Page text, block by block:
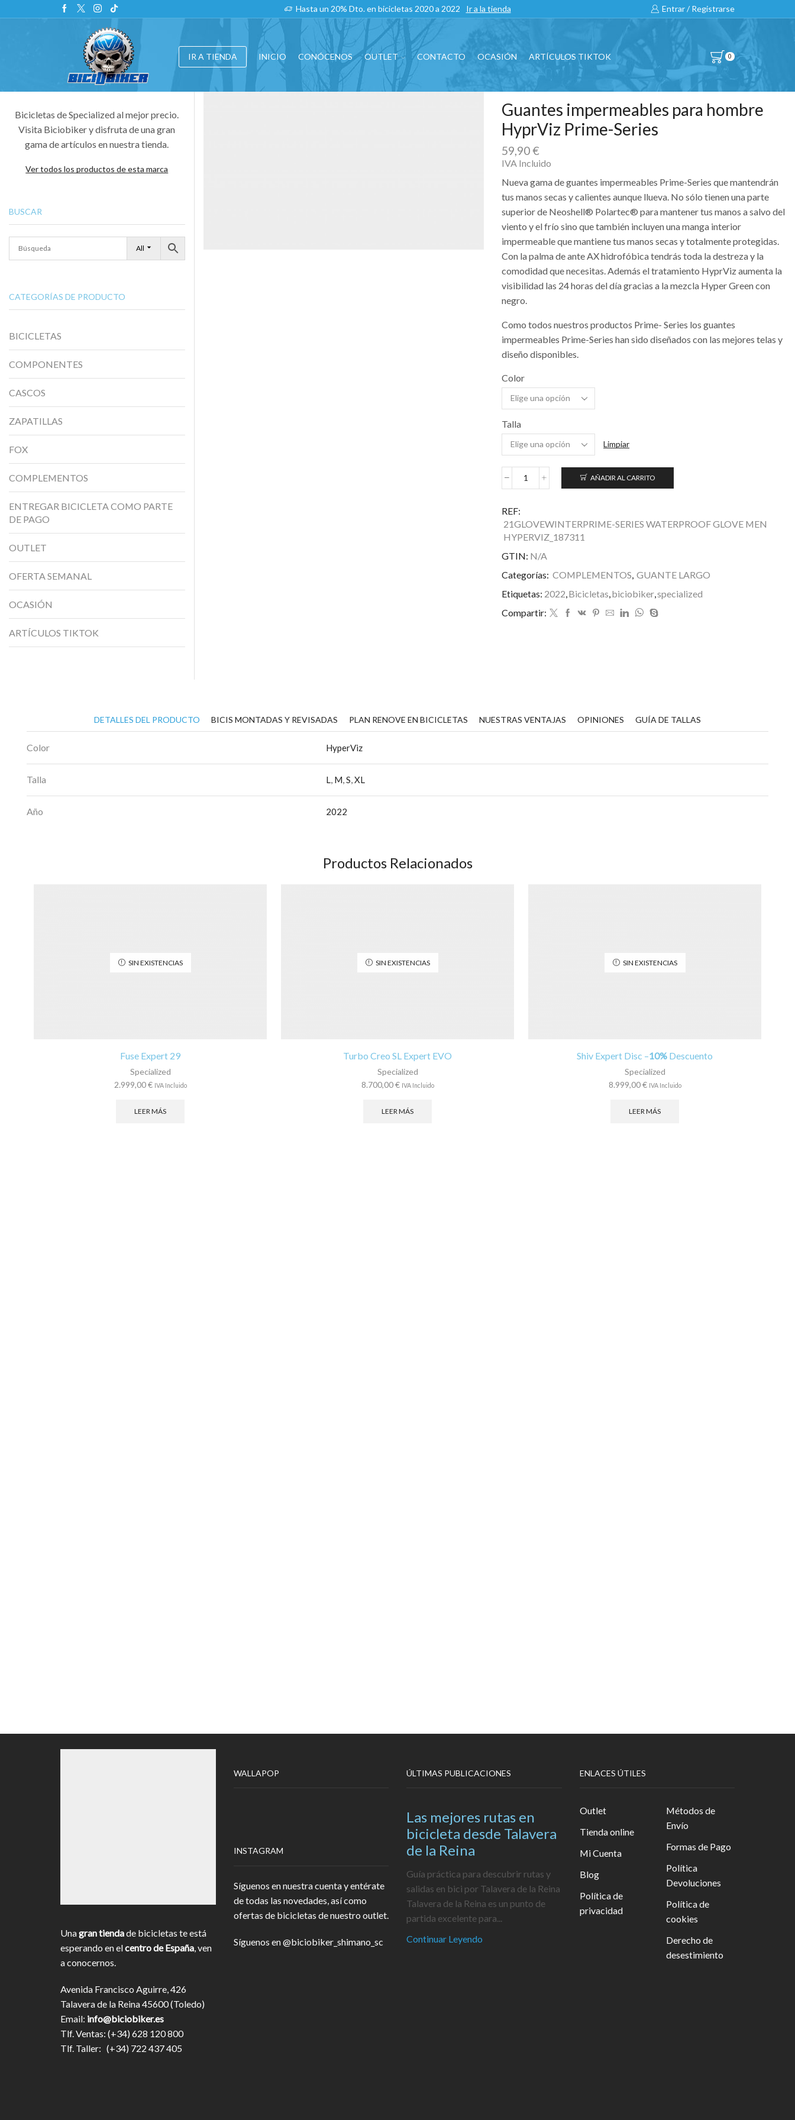
Hasta un 20% Dto. en bicicletas 2020 a 2022 Ir a la tienda Entrar / Registrarse
IR A TIENDA INICIO CONÓCENOS OUTLET CONTACTO OCASIÓN ARTÍCULOS TIKTOK 0
Guantes impermeables para hombre
HyprViz Prime-Series
59,90€
IVA Incluido
Nueva gama de guantes impermeables Prime-Series que mantendrán
tus manos secas y calientes aunque llueva. No sólo tienen una parte
superior de Neoshell® Polartec® para mantener tus manos a salvo del
viento y el frío sino que también incluyen una manga interior
impermeable que mantiene tus manos secas y totalmente protegidas.
Con la palma de ante AX hidrofóbica tendrás toda la destreza y la
comodidad que necesitas. Además el tratamiento HyprViz aumenta la
visibilidad las 24 horas del día gracias a la mezcla Hyper Green con
negro.
Como todos nuestros productos Prime- Series los guantes
impermeables Prime-Series han sido diseñados con las mejores telas y
diseño disponibles.
Color
Talla
Limpiar
Guantes
HyprViz
Prime-
Series
AÑADIR AL CARRITO
REF:
21GLOVEWINTERPRIME-SERIES WATERPROOF GLOVE MEN
HYPERVIZ_187311
GTIN: N/A
Categorías: COMPLEMENTOS, GUANTE LARGO
Etiquetas: 2022,Bicicletas,biciobiker,specialized
Compartir:
Bicicletas de Specialized al mejor precio.
Visita Biciobiker y disfruta de una gran
gama de artículos en nuestra tienda.
Ver todos los productos de esta marca
BUSCAR
All
CATEGORÍAS DE PRODUCTO
BICICLETAS
COMPONENTES
CASCOS
ZAPATILLAS
FOX
COMPLEMENTOS
ENTREGAR BICICLETA COMO PARTE
DE PAGO
OUTLET
OFERTA SEMANAL
OCASIÓN
ARTÍCULOS TIKTOK
DETALLES DEL PRODUCTO BICIS MONTADAS Y REVISADAS PLAN RENOVE EN BICICLETAS NUESTRAS VENTAJAS OPINIONES GUÍA DE TALLAS
Color HyperViz
Talla L, M,S,XL
Año 2022
Productos Relacionados
SIN EXISTENCIAS
Fuse Expert 29
Specialized
2.999,00€ IVA Incluido
LEER MÁS
SIN EXISTENCIAS
Turbo Creo SL Expert EVO
Specialized
8.700,00€ IVA Incluido
LEER MÁS
SIN EXISTENCIAS
Shiv Expert Disc –10% Descuento
Specialized
8.999,00€ IVA Incluido
LEER MÁS
Unagran tiendade bicicletas te está
esperando en elcentro de España , ven
a conocernos.
Avenida Francisco Aguirre, 426
Talavera de la Reina 45600 (Toledo)
Email: info@biciobiker.es
Tlf. Ventas: (+34) 628 120 800
Tlf. Taller: (+34) 722 437 405
WALLAPOP
INSTAGRAM
Síguenos en nuestra cuenta y entérate
de todas las novedades, así como
ofertas de bicicletas de nuestro outlet.
Síguenos en@biciobiker_shimano_sc
ÚLTIMAS PUBLICACIONES
Las mejores rutas en
bicicleta desde Talavera
de la Reina
Guía práctica para descubrir rutas y
salidas en bici por Talavera de la Reina
Talavera de la Reina es un punto de
partida excelente para...
Continuar Leyendo
ENLACES ÚTILES
Outlet
Tienda online
Mi Cuenta
Blog
Política de
privacidad
Métodos de
Envío
Formas de Pago
Política
Devoluciones
Política de
cookies
Derecho de
desestimiento